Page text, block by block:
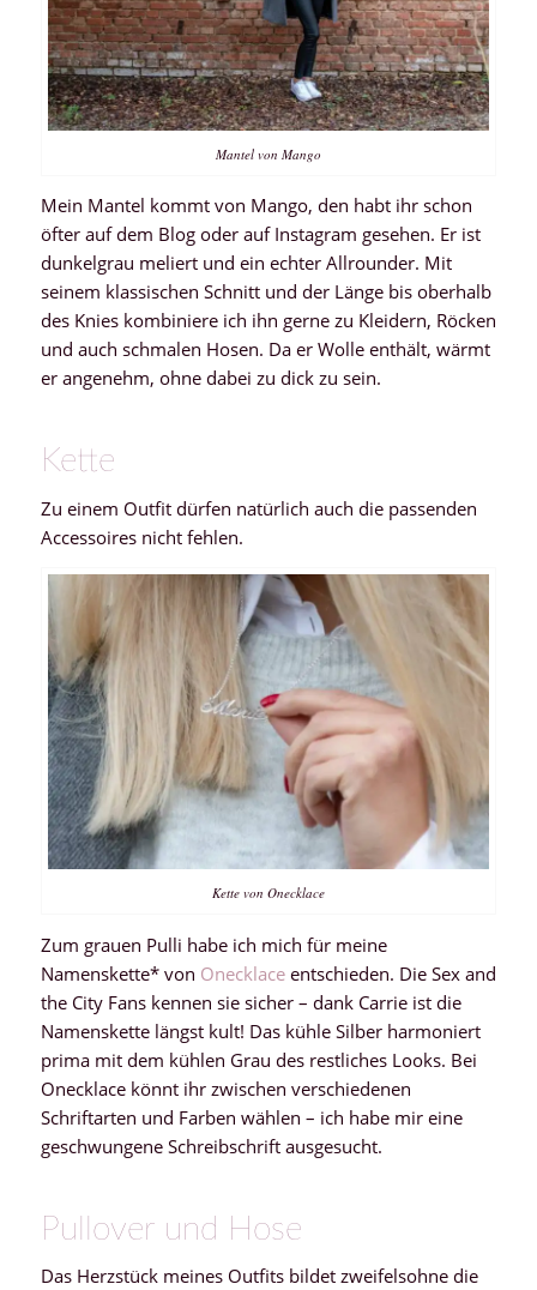
Mantel von Mango
Mein Mantel kommt von Mango, den habt ihr schon
öfter auf dem Blog oder auf Instagram gesehen. Er ist
dunkelgrau meliert und ein echter Allrounder. Mit
seinem klassischen Schnitt und der Länge bis oberhalb
des Knies kombiniere ich ihn gerne zu Kleidern, Röcken
und auch schmalen Hosen. Da er Wolle enthält, wärmt
er angenehm, ohne dabei zu dick zu sein.
Kette
Zu einem Outfit dürfen natürlich auch die passenden
Accessoires nicht fehlen.
Kette von Onecklace
Zum grauen Pulli habe ich mich für meine
Namenskette* von Onecklaceentschieden. Die Sex and
the City Fans kennen sie sicher – dank Carrie ist die
Namenskette längst kult! Das kühle Silber harmoniert
prima mit dem kühlen Grau des restliches Looks. Bei
Onecklace könnt ihr zwischen verschiedenen
Schriftarten und Farben wählen – ich habe mir eine
geschwungene Schreibschrift ausgesucht.
Pullover und Hose
Das Herzstück meines Outfits bildet zweifelsohne die